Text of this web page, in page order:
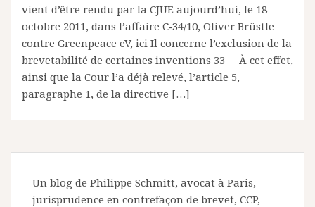
vient d’être rendu par la CJUE aujourd’hui, le 18
octobre 2011, dans l’affaire C‑34/10, Oliver Brüstle
contre Greenpeace eV, ici Il concerne l’exclusion de la
brevetabilité de certaines inventions 33 À cet effet,
ainsi que la Cour l’a déjà relevé, l’article 5,
paragraphe 1, de la directive […]
Un blog de Philippe Schmitt, avocat à Paris,
jurisprudence en contrefaçon de brevet, CCP,